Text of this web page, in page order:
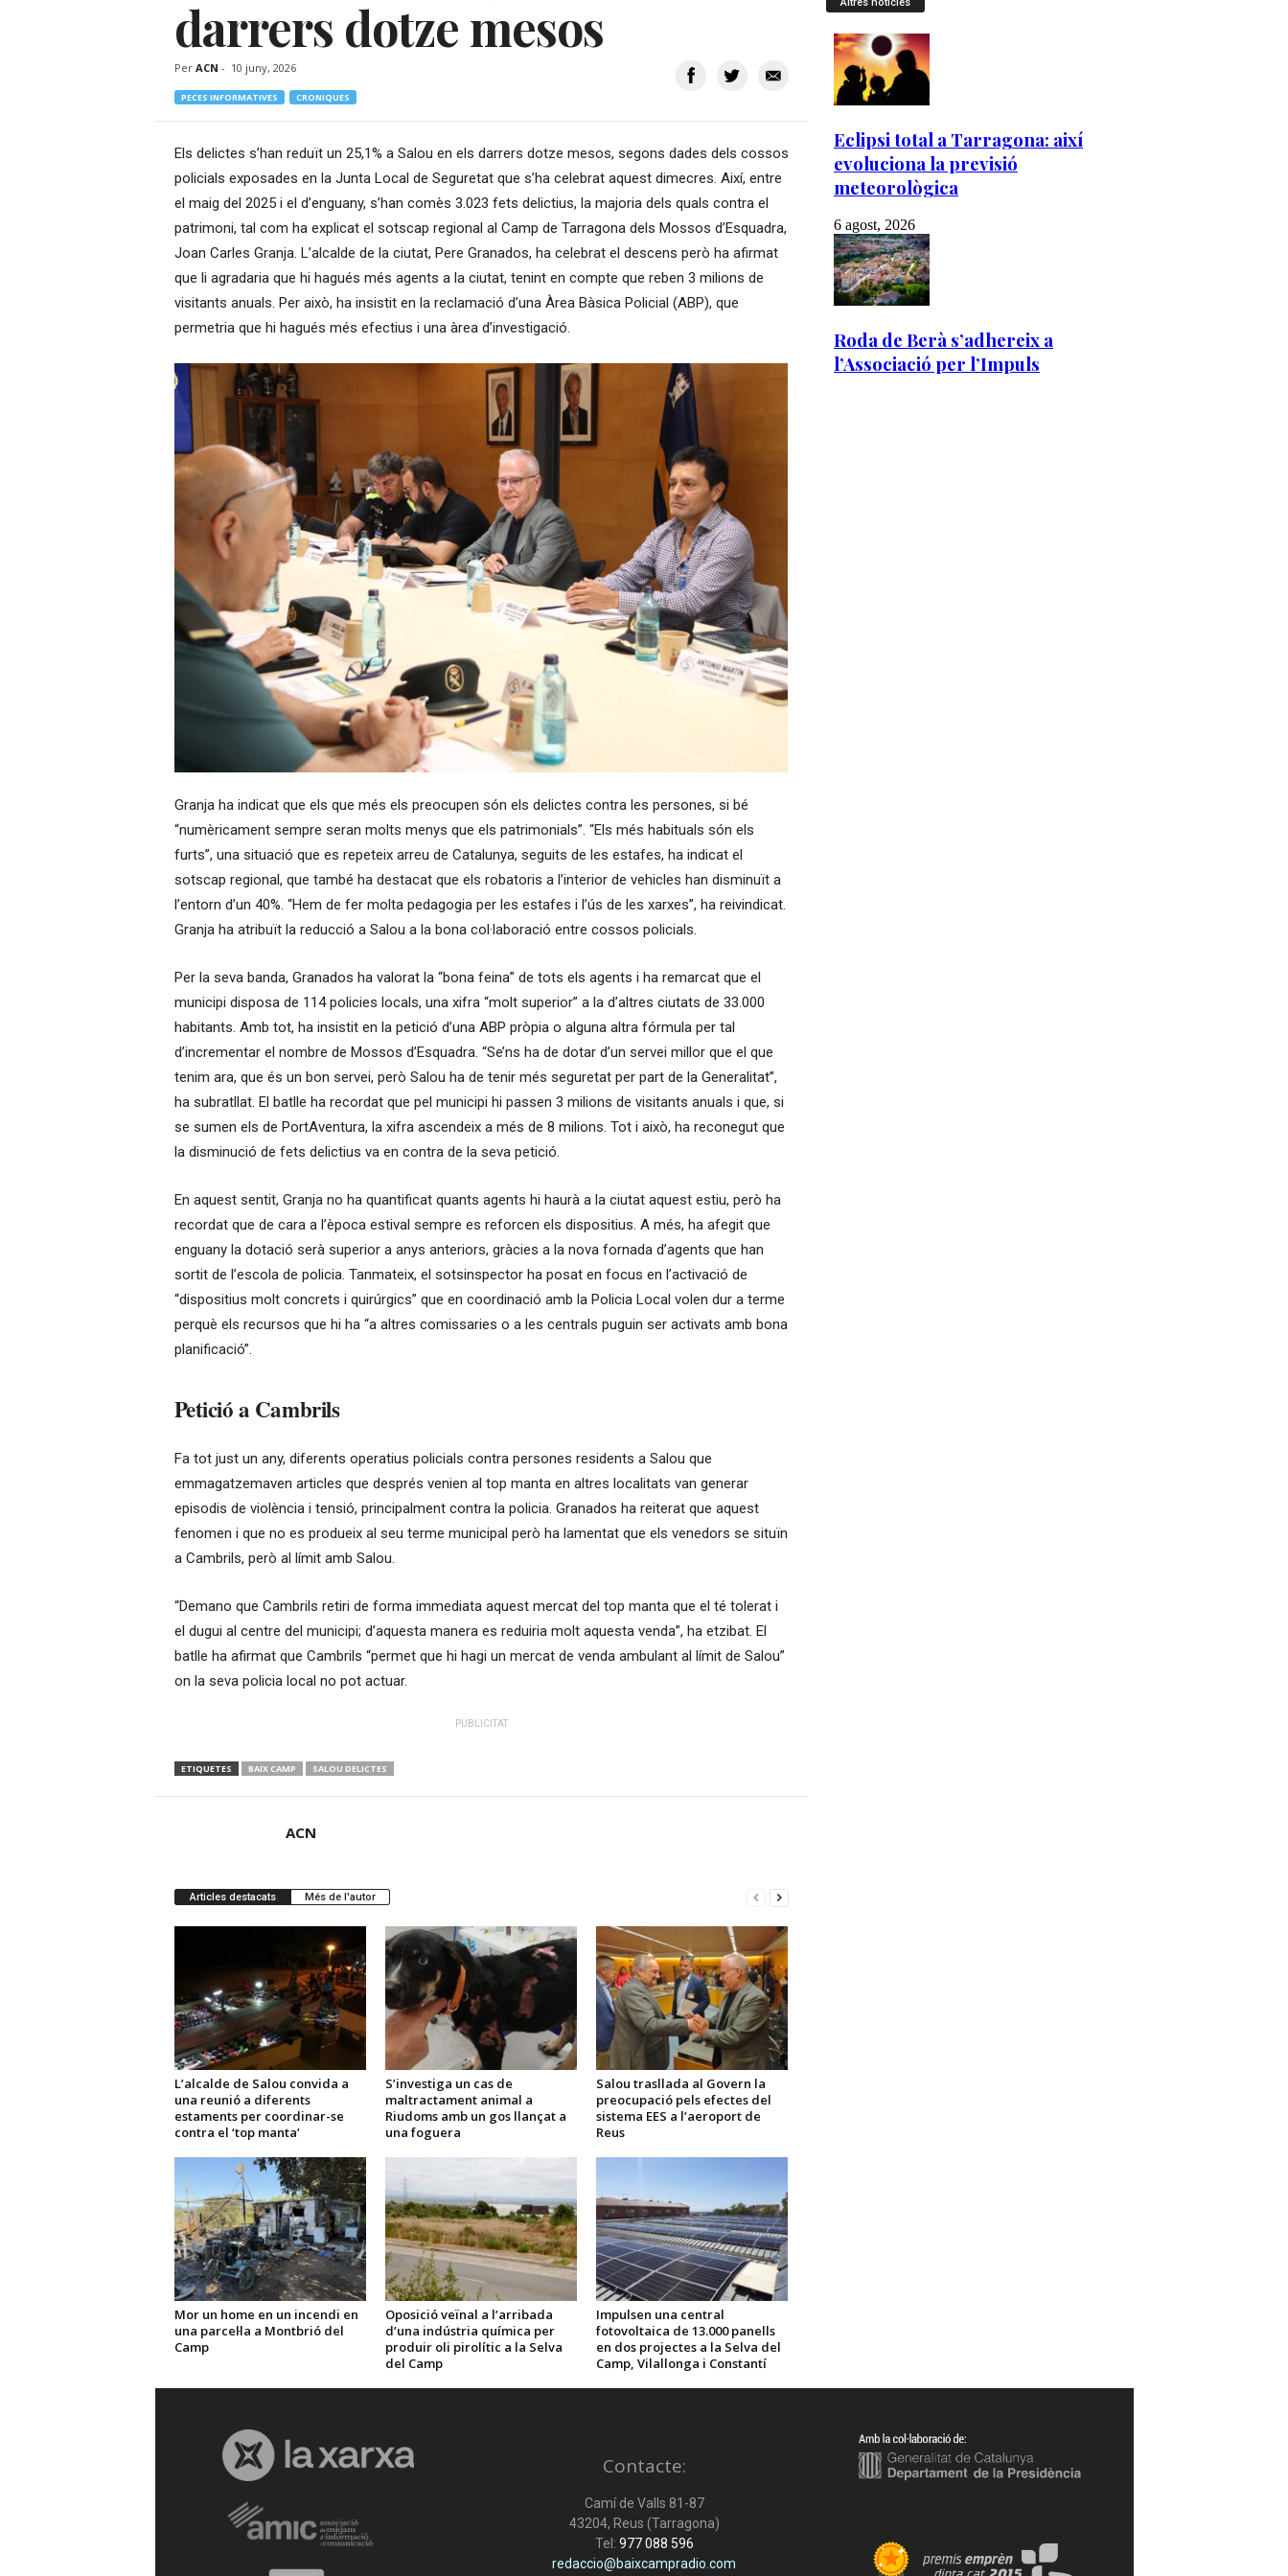
o
darrers dotze mesos
Per ACN - 10 juny, 2026
PECES INFORMATIVES CRONIQUES
Els delictes s’han reduït un 25,1% a Salou en els darrers dotze mesos, segons dades dels cossos
policials exposades en la Junta Local de Seguretat que s’ha celebrat aquest dimecres. Així, entre
el maig del 2025 i el d’enguany, s’han comès 3.023 fets delictius, la majoria dels quals contra el
patrimoni, tal com ha explicat el sotscap regional al Camp de Tarragona dels Mossos d’Esquadra,
Joan Carles Granja. L’alcalde de la ciutat, Pere Granados, ha celebrat el descens però ha afirmat
que li agradaria que hi hagués més agents a la ciutat, tenint en compte que reben 3 milions de
visitants anuals. Per això, ha insistit en la reclamació d’una Àrea Bàsica Policial (ABP), que
permetria que hi hagués més efectius i una àrea d’investigació.
Granja ha indicat que els que més els preocupen són els delictes contra les persones, si bé
“numèricament sempre seran molts menys que els patrimonials”. “Els més habituals són els
furts”, una situació que es repeteix arreu de Catalunya, seguits de les estafes, ha indicat el
sotscap regional, que també ha destacat que els robatoris a l’interior de vehicles han disminuït a
l’entorn d’un 40%. “Hem de fer molta pedagogia per les estafes i l’ús de les xarxes”, ha reivindicat.
Granja ha atribuït la reducció a Salou a la bona col·laboració entre cossos policials.
Per la seva banda, Granados ha valorat la “bona feina” de tots els agents i ha remarcat que el
municipi disposa de 114 policies locals, una xifra “molt superior” a la d’altres ciutats de 33.000
habitants. Amb tot, ha insistit en la petició d’una ABP pròpia o alguna altra fórmula per tal
d’incrementar el nombre de Mossos d’Esquadra. “Se’ns ha de dotar d’un servei millor que el que
tenim ara, que és un bon servei, però Salou ha de tenir més seguretat per part de la Generalitat”,
ha subratllat. El batlle ha recordat que pel municipi hi passen 3 milions de visitants anuals i que, si
se sumen els de PortAventura, la xifra ascendeix a més de 8 milions. Tot i això, ha reconegut que
la disminució de fets delictius va en contra de la seva petició.
En aquest sentit, Granja no ha quantificat quants agents hi haurà a la ciutat aquest estiu, però ha
recordat que de cara a l’època estival sempre es reforcen els dispositius. A més, ha afegit que
enguany la dotació serà superior a anys anteriors, gràcies a la nova fornada d’agents que han
sortit de l’escola de policia. Tanmateix, el sotsinspector ha posat en focus en l’activació de
“dispositius molt concrets i quirúrgics” que en coordinació amb la Policia Local volen dur a terme
perquè els recursos que hi ha “a altres comissaries o a les centrals puguin ser activats amb bona
planificació”.
Petició a Cambrils
Fa tot just un any, diferents operatius policials contra persones residents a Salou que
emmagatzemaven articles que després venien al top manta en altres localitats van generar
episodis de violència i tensió, principalment contra la policia. Granados ha reiterat que aquest
fenomen i que no es produeix al seu terme municipal però ha lamentat que els venedors se situïn
a Cambrils, però al límit amb Salou.
“Demano que Cambrils retiri de forma immediata aquest mercat del top manta que el té tolerat i
el dugui al centre del municipi; d’aquesta manera es reduiria molt aquesta venda”, ha etzibat. El
batlle ha afirmat que Cambrils “permet que hi hagi un mercat de venda ambulant al límit de Salou”
on la seva policia local no pot actuar.
PUBLICITAT
ETIQUETES BAIX CAMP SALOU DELICTES
ACN
Articles destacats Més de l'autor
L’alcalde de Salou convida a
una reunió a diferents
estaments per coordinar-se
contra el ‘top manta’
S’investiga un cas de
maltractament animal a
Riudoms amb un gos llançat a
una foguera
Salou trasllada al Govern la
preocupació pels efectes del
sistema EES a l’aeroport de
Reus
Mor un home en un incendi en
una parcel·la a Montbrió del
Camp
Oposició veïnal a l’arribada
d’una indústria química per
produir oli pirolític a la Selva
del Camp
Impulsen una central
fotovoltaica de 13.000 panells
en dos projectes a la Selva del
Camp, Vilallonga i Constantí
Contacte:
Camí de Valls 81-87
43204, Reus (Tarragona)
Tel: 977 088 596
redaccio@baixcampradio.com